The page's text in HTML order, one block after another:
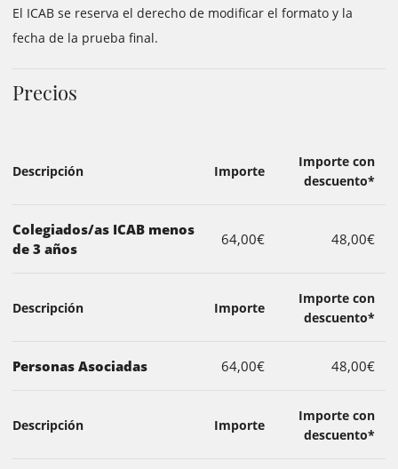
El ICAB se reserva el derecho de modificar el formato y la
fecha de la prueba final.
Precios
Descripción Importe
Importe con
descuento*
Colegiados/as ICAB menos
de 3 años
64,00€ 48,00€
Descripción Importe
Importe con
descuento*
Personas Asociadas 64,00€ 48,00€
Descripción Importe
Importe con
descuento*